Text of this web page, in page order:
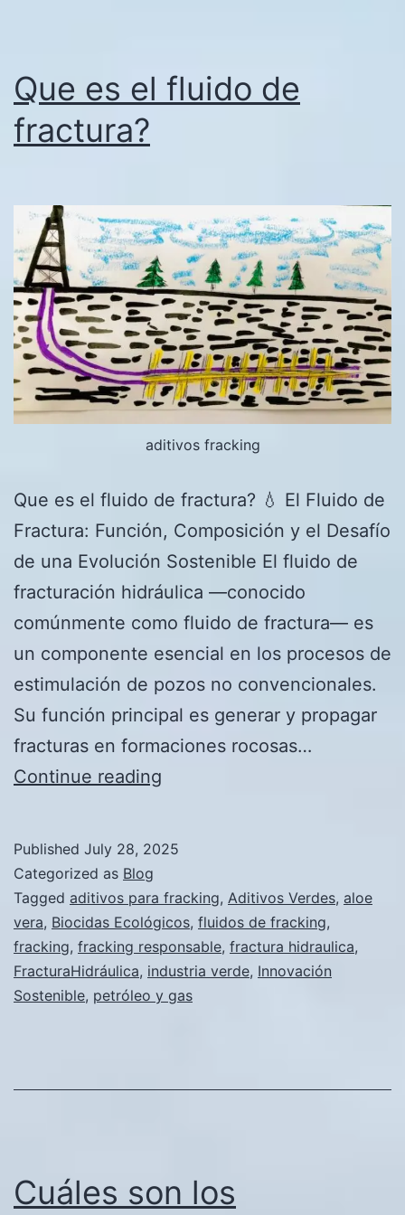
Que es el fluido de
fractura?
aditivos fracking
Que es el fluido de fractura? 💧 El Fluido de
Fractura: Función, Composición y el Desafío
de una Evolución Sostenible El fluido de
fracturación hidráulica —conocido
comúnmente como fluido de fractura— es
un componente esencial en los procesos de
estimulación de pozos no convencionales.
Su función principal es generar y propagar
fracturas en formaciones rocosas…
Continue reading
de
fractura?
Published July 28, 2025
Categorized as Blog
Tagged aditivos para fracking, Aditivos Verdes, aloe
vera, Biocidas Ecológicos, fluidos de fracking,
fracking, fracking responsable, fractura hidraulica,
FracturaHidráulica, industria verde, Innovación
Sostenible, petróleo y gas
Cuáles son los